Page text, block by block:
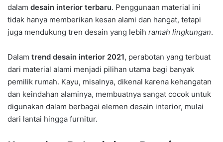
dalam desain interior terbaru. Penggunaan material ini
tidak hanya memberikan kesan alami dan hangat, tetapi
juga mendukung tren desain yang lebih ramah lingkungan.
Dalam trend desain interior 2021, perabotan yang terbuat
dari material alami menjadi pilihan utama bagi banyak
pemilik rumah. Kayu, misalnya, dikenal karena kehangatan
dan keindahan alaminya, membuatnya sangat cocok untuk
digunakan dalam berbagai elemen desain interior, mulai
dari lantai hingga furnitur.